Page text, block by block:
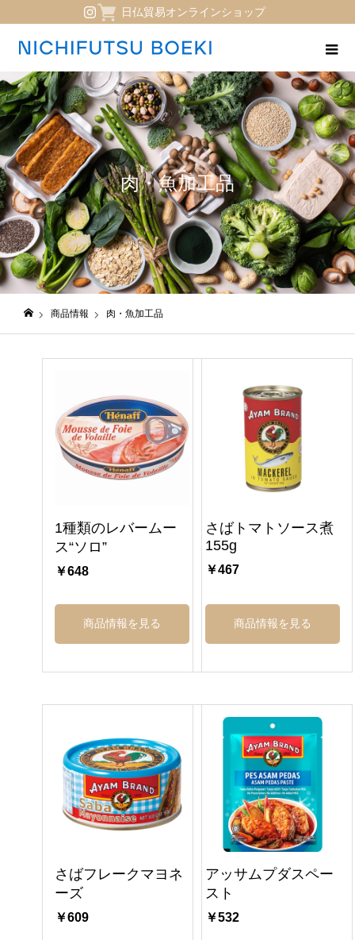
日仏貿易オンラインショップ
肉・魚加工品
商品情報 肉・魚加工品
1種類のレバームー
ス“ソロ”
￥648
商品情報を見る
さばトマトソース煮
155g
￥467
商品情報を見る
さばフレークマヨネ
ーズ
￥609
アッサムプダスペー
スト
￥532